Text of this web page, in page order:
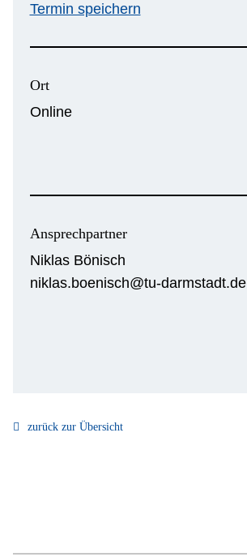
Termin speichern
Ort
Online
Ansprechpartner
Niklas Bönisch
niklas.boenisch@tu-darmstadt.de
zurück zur Übersicht